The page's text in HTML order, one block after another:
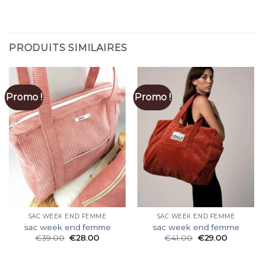
PRODUITS SIMILAIRES
Promo !
SAC WEEK END FEMME
sac week end femme
€39.00 €28.00
Promo !
SAC WEEK END FEMME
sac week end femme
€41.00 €29.00